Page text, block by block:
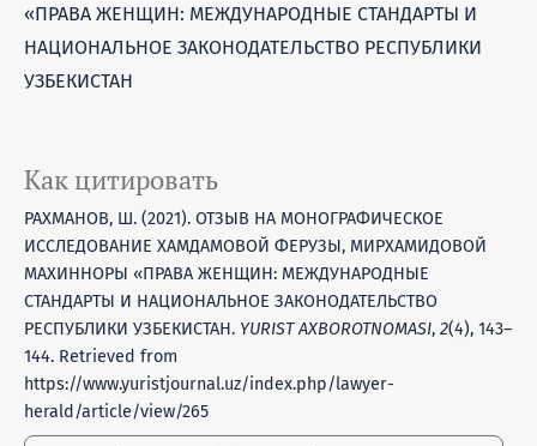
Как цитировать
РАХМАНОВ, Ш. (2021). ОТЗЫВ НА МОНОГРАФИЧЕСКОЕ
ИССЛЕДОВАНИЕ ХАМДАМОВОЙ ФЕРУЗЫ, МИРХАМИДОВОЙ
МАХИННОРЫ «ПРАВА ЖЕНЩИН: МЕЖДУНАРОДНЫЕ
СТАНДАРТЫ И НАЦИОНАЛЬНОЕ ЗАКОНОДАТЕЛЬСТВО
РЕСПУБЛИКИ УЗБЕКИСТАН. YURIST AXBOROTNOMASI, 2(4), 143–
144. Retrieved from
https://www.yuristjournal.uz/index.php/lawyer-
herald/article/view/265
«ПРАВА ЖЕНЩИН: МЕЖДУНАРОДНЫЕ СТАНДАРТЫ И
НАЦИОНАЛЬНОЕ ЗАКОНОДАТЕЛЬСТВО РЕСПУБЛИКИ
УЗБЕКИСТАН